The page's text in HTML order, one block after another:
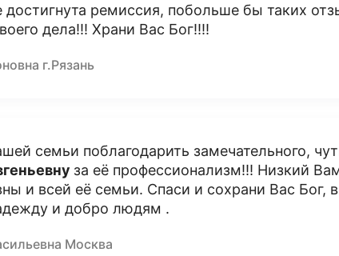
ремиссия, побольше бы таких
дела!!! Храни Вас Бог!!!!
г.Рязань
семьи поблагодарить замечательного,
за её профессионализм!!! Низкий
и всей её семьи. Спаси и сохрани Вас Бог,
и добро людям .
Москва